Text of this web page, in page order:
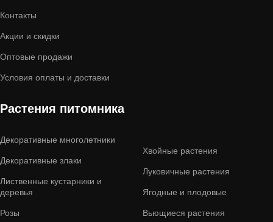
Контакты
Акции и скидки
Оптовые продажи
Условия оплаты и доставки
Растения питомника
Декоративные многолетники
Декоративные злаки
Лиственные кустарники и
деревья
Розы
Хвойные растения
Луковичные растения
Ягодные и плодовые
Вьющиеся растения